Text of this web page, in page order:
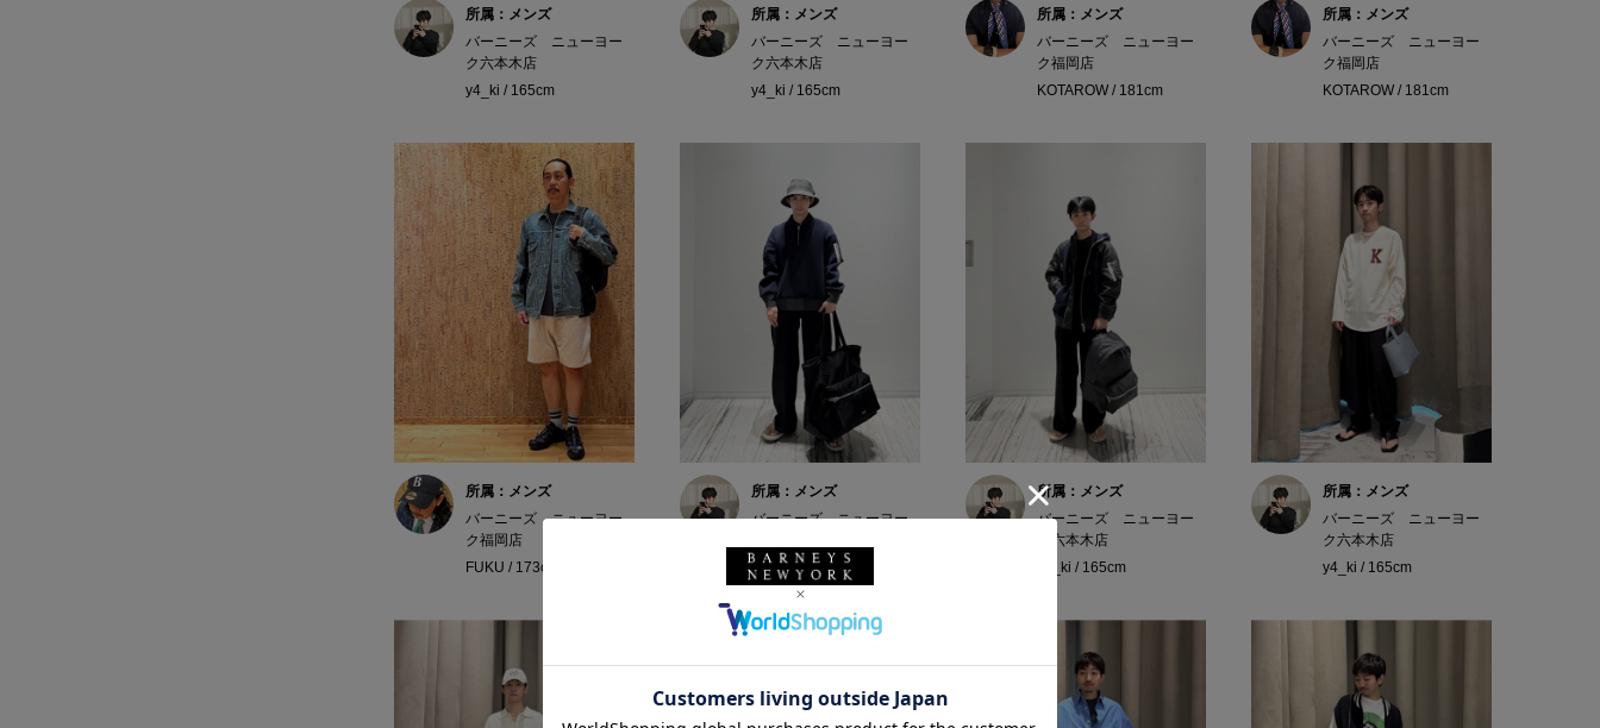
所属：メンズ
バーニーズ ニューヨー
ク六本木店
y4_ki / 165cm
所属：メンズ
バーニーズ ニューヨー
ク六本木店
y4_ki / 165cm
所属：メンズ
バーニーズ ニューヨー
ク福岡店
KOTAROW / 181cm
所属：メンズ
バーニーズ ニューヨー
ク福岡店
KOTAROW / 181cm
所属：メンズ
バーニーズ ニューヨー
ク福岡店
FUKU / 173cm
所属：メンズ
バーニーズ ニューヨー
y4_ki / 165cm
所属：メンズ
バーニーズ ニューヨー
ク六本木店
y4_ki / 165cm
所属：メンズ
バーニーズ ニューヨー
ク六本木店
y4_ki / 165cm